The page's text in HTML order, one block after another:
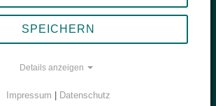
Lebens
Reisenden
SPEICHERN
Details anzeigen
Impressum Datenschutz